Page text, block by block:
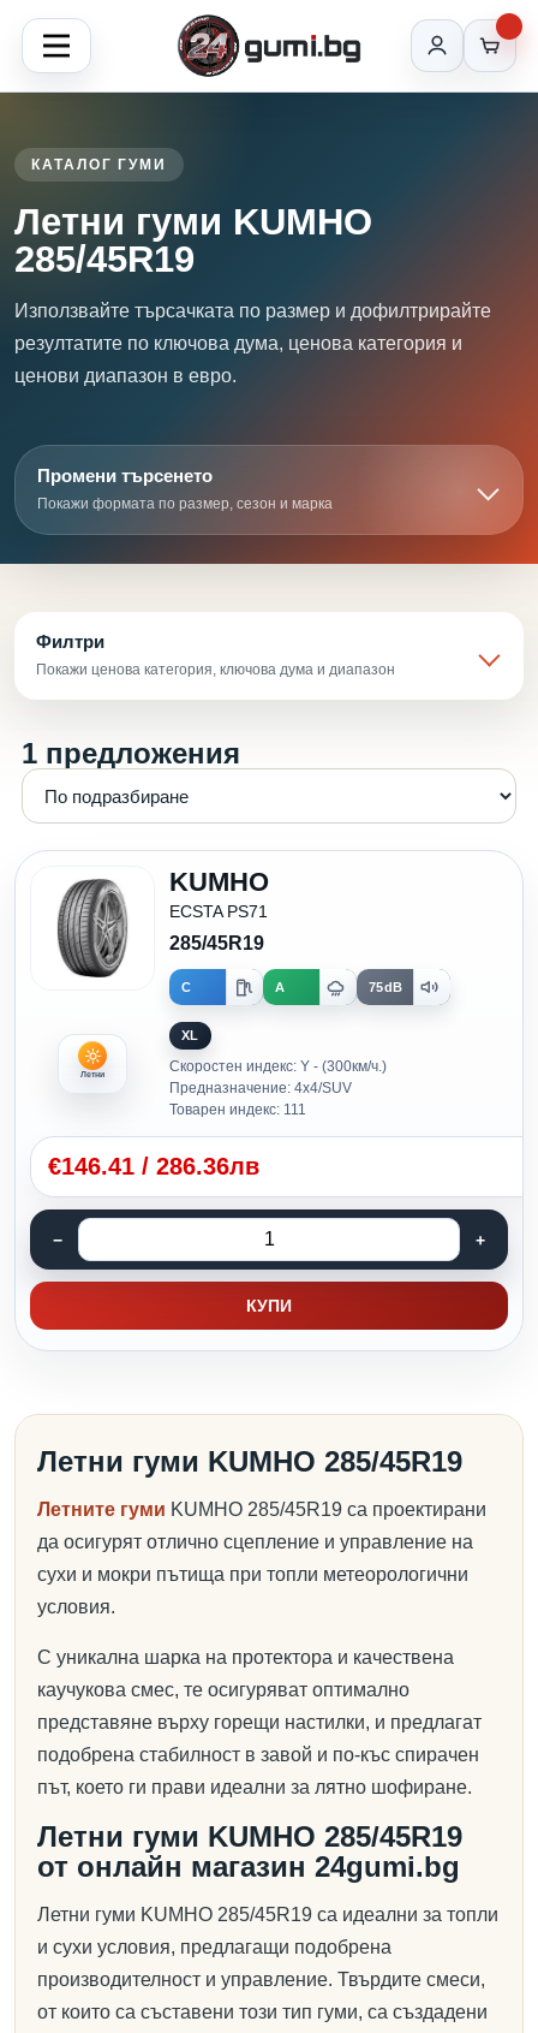
КАТАЛОГ ГУМИ
Летни гуми KUMHO
285/45R19
Използвайте търсачката по размер и дофилтрирайте
резултатите по ключова дума, ценова категория и
ценови диапазон в евро.
Промени търсенето
Покажи формата по размер, сезон и марка
Филтри
Покажи ценова категория, ключова дума и диапазон
1 предложения
Летни
KUMHO
ECSTA PS71
285/45R19
C A 75dB
XL
Скоростен индекс: Y - (300км/ч.)
Предназначение: 4x4/SUV
Товарен индекс: 111
€146.41 / 286.36лв
КУПИ
Летни гуми KUMHO 285/45R19
Летните гуми KUMHO 285/45R19 са проектирани
да осигурят отлично сцепление и управление на
сухи и мокри пътища при топли метеорологични
условия.
С уникална шарка на протектора и качествена
каучукова смес, те осигуряват оптимално
представяне върху горещи настилки, и предлагат
подобрена стабилност в завой и по-къс спирачен
път, което ги прави идеални за лятно шофиране.
Летни гуми KUMHO 285/45R19
от онлайн магазин 24gumi.bg
Летни гуми KUMHO 285/45R19 са идеални за топли
и сухи условия, предлагащи подобрена
производителност и управление. Твърдите смеси,
от които са съставени този тип гуми, са създадени